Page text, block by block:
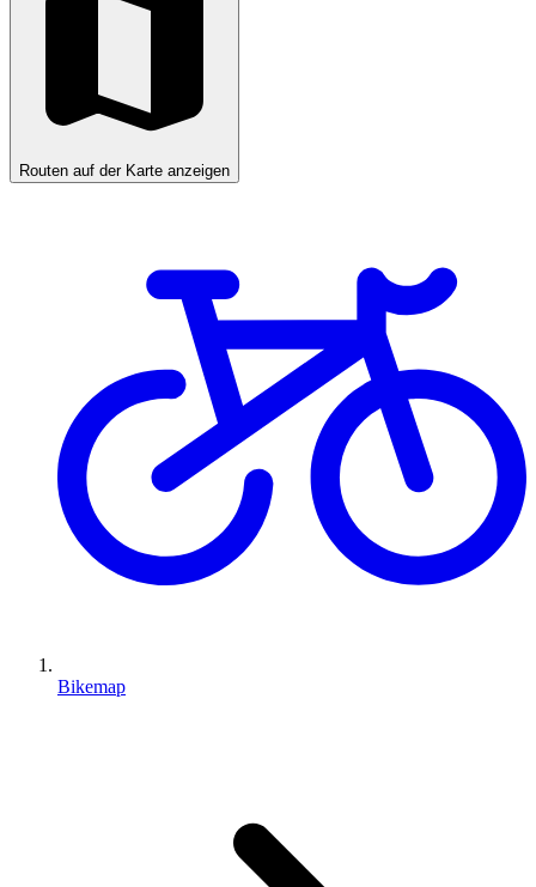
Routen auf der Karte anzeigen
Bikemap